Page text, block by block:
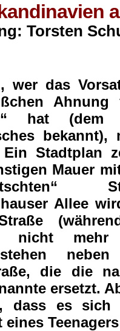
Torsten
wer das
Ahnung
hat (dem
bekannt),
Stadtplan
Mauer
Allee
Straße
nicht
stehen
die die
ersetzt.
dass es sich